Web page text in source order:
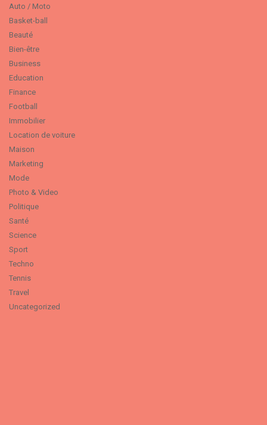
Auto / Moto
Basket-ball
Beauté
Bien-être
Business
Education
Finance
Football
Immobilier
Location de voiture
Maison
Marketing
Mode
Photo & Video
Politique
Santé
Science
Sport
Techno
Tennis
Travel
Uncategorized